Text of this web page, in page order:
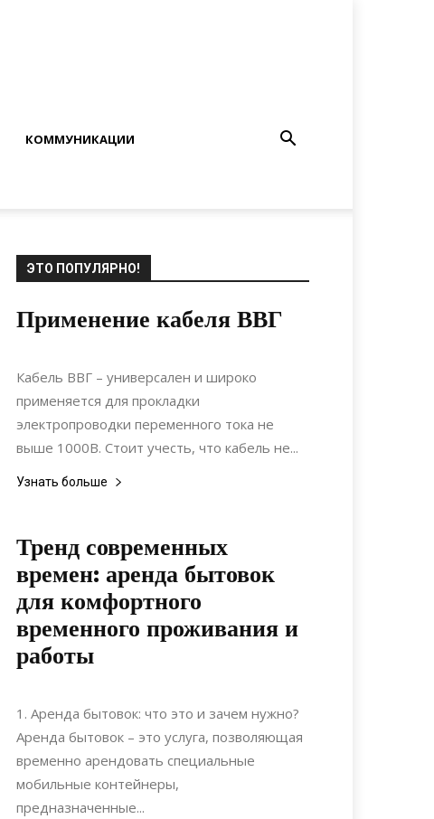
КОММУНИКАЦИИ
ЭТО ПОПУЛЯРНО!
Применение кабеля ВВГ
10.07.2021
Кабель ВВГ – универсален и широко
применяется для прокладки
электропроводки переменного тока не
выше 1000В. Стоит учесть, что кабель не...
Узнать больше
Тренд современных
времен: аренда бытовок
для комфортного
временного проживания и
работы
09.03.2022
1. Аренда бытовок: что это и зачем нужно?
Аренда бытовок – это услуга, позволяющая
временно арендовать специальные
мобильные контейнеры,
предназначенные...